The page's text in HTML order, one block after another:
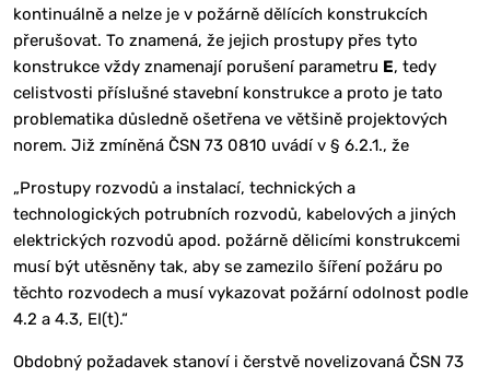
kontinuálně a nelze je v požárně dělících konstrukcích
přerušovat. To znamená, že jejich prostupy přes tyto
konstrukce vždy znamenají porušení parametru E, tedy
celistvosti příslušné stavební konstrukce a proto je tato
problematika důsledně ošetřena ve většině projektových
norem. Již zmíněná ČSN 73 0810 uvádí v § 6.2.1., že
„Prostupy rozvodů a instalací, technických a
technologických potrubních rozvodů, kabelových a jiných
elektrických rozvodů apod. požárně dělicími konstrukcemi
musí být utěsněny tak, aby se zamezilo šíření požáru po
těchto rozvodech a musí vykazovat požární odolnost podle
4.2 a 4.3, EI(t).“
Obdobný požadavek stanoví i čerstvě novelizovaná ČSN 73